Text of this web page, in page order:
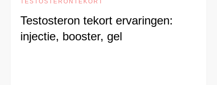
TESTOSTERONTEKORT
Testosteron tekort ervaringen:
injectie, booster, gel